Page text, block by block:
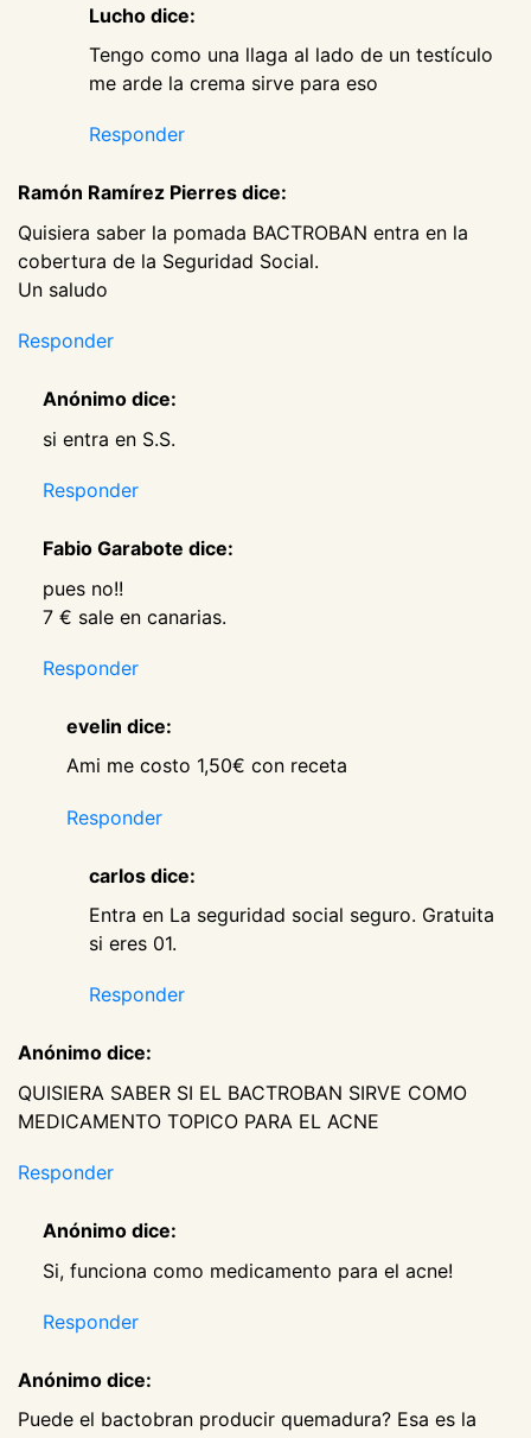
Lucho dice:
Tengo como una llaga al lado de un testículo
me arde la crema sirve para eso
Responder
Ramón Ramírez Pierres dice:
Quisiera saber la pomada BACTROBAN entra en la
cobertura de la Seguridad Social.
Un saludo
Responder
Anónimo dice:
si entra en S.S.
Responder
Fabio Garabote dice:
pues no!!
7 € sale en canarias.
Responder
evelin dice:
Ami me costo 1,50€ con receta
Responder
carlos dice:
Entra en La seguridad social seguro. Gratuita
si eres 01.
Responder
Anónimo dice:
QUISIERA SABER SI EL BACTROBAN SIRVE COMO
MEDICAMENTO TOPICO PARA EL ACNE
Responder
Anónimo dice:
Si, funciona como medicamento para el acne!
Responder
Anónimo dice:
Puede el bactobran producir quemadura? Esa es la